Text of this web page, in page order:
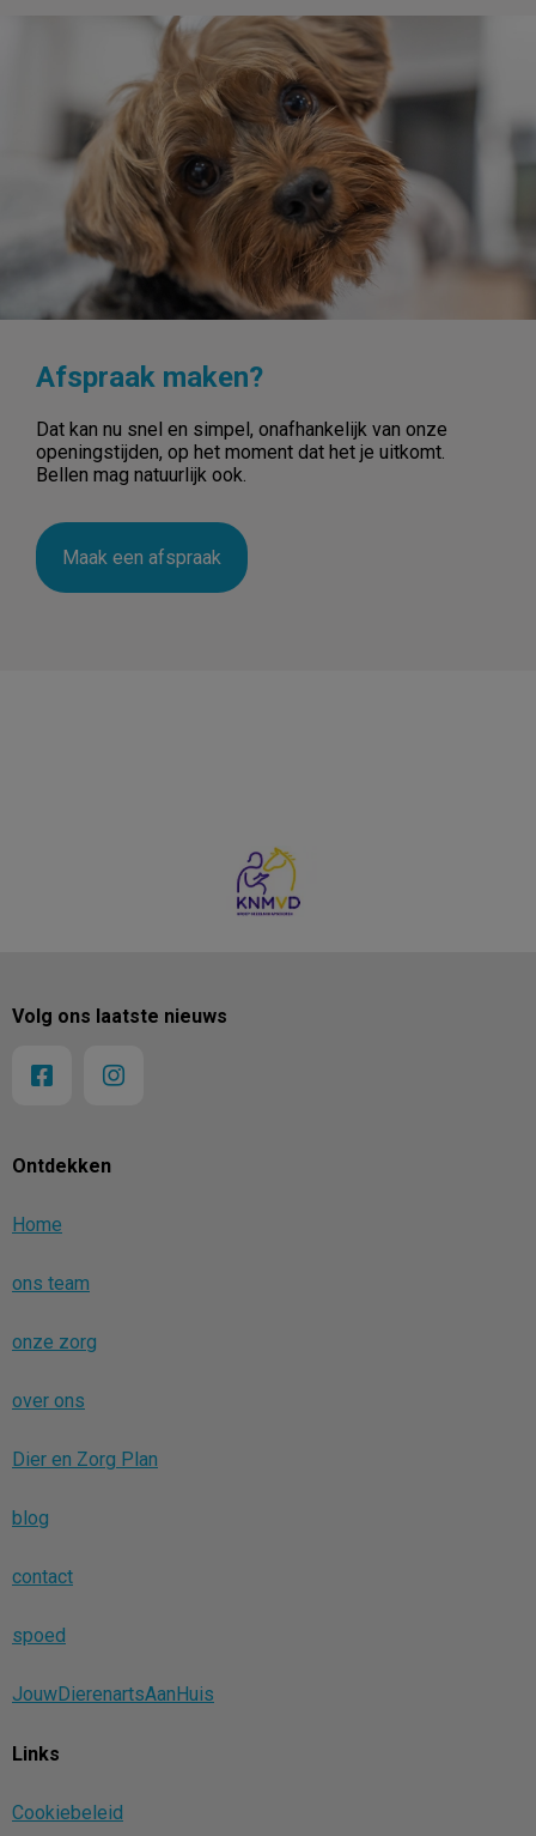
Afspraak maken?
Dat kan nu snel en simpel, onafhankelijk van onze
openingstijden, op het moment dat het je uitkomt.
Bellen mag natuurlijk ook.
Maak een afspraak
Ontdekken
Home
ons team
onze zorg
over ons
Dier en Zorg Plan
blog
contact
spoed
JouwDierenartsAanHuis
Links
Cookiebeleid
Volg ons laatste nieuws